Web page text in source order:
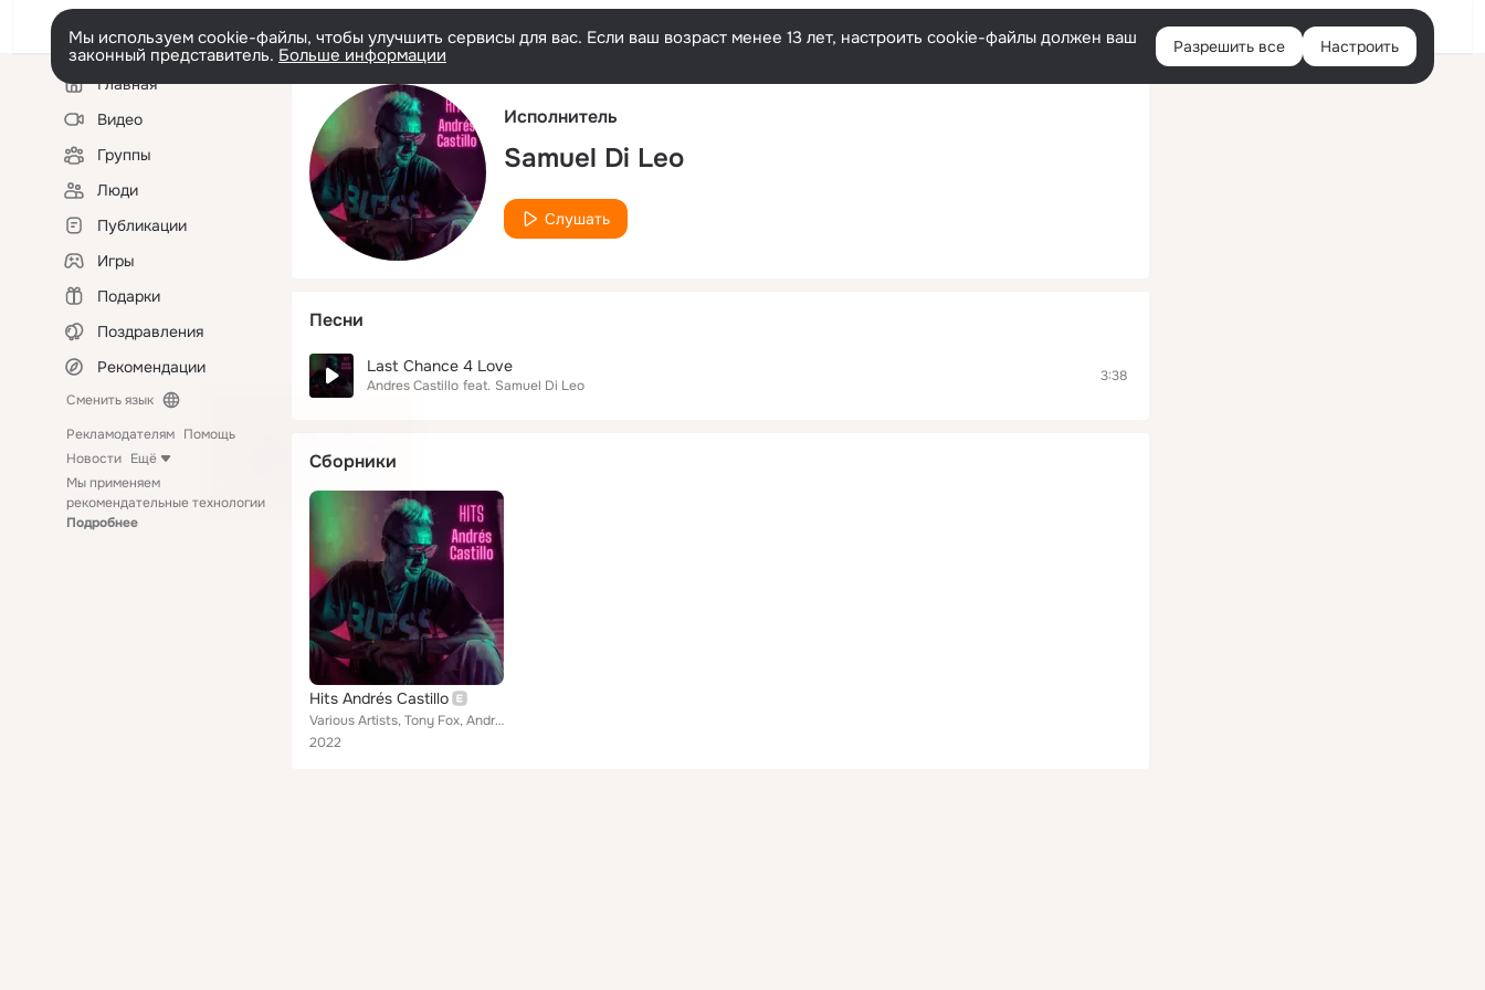
Русский Войти
Мы используем cookie-файлы, чтобы улучшить сервисы для вас. Если ваш возраст менее 13 лет, настроить cookie-файлы должен ваш
законный представитель. Больше информации Разрешить все Настроить
Левая
колонкаГлавная
Видео
Группы
Люди
Публикации
Игры
Подарки
Поздравления
Рекомендации
Сменить язык
Рекламодателям Помощь
Новости Ещё
Мы применяем
рекомендательные технологии
Подробнее
Исполнитель
Samuel Di Leo
Слушать
Песни
Last Chance 4 Love
Andres Castillo feat. Samuel Di Leo
3:38
Сборники
Hits Andrés Castillo
Various Artists, Tony Fox, Andres Castillo, MC Hompy, Calo, La Gandi, Mr. Pig, Margarita La Diosa de La Cumbia, Nito Favela, Ger...
2022